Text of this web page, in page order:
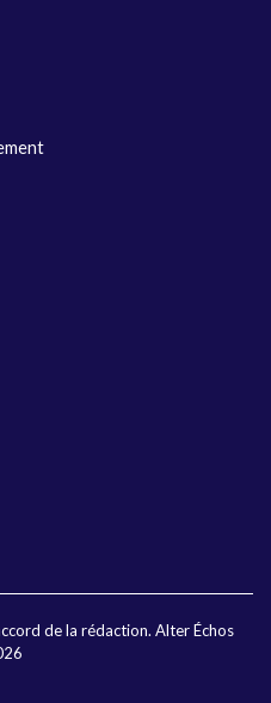
de la rédaction. Alter Échos